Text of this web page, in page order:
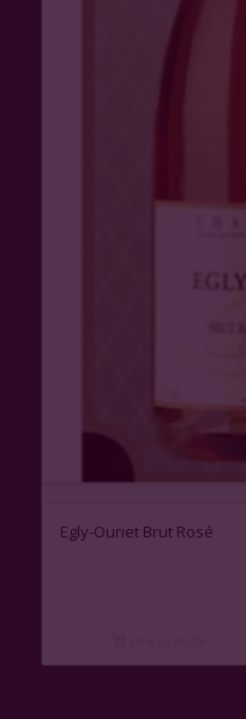
Egly-Ouriet Brut Rosé